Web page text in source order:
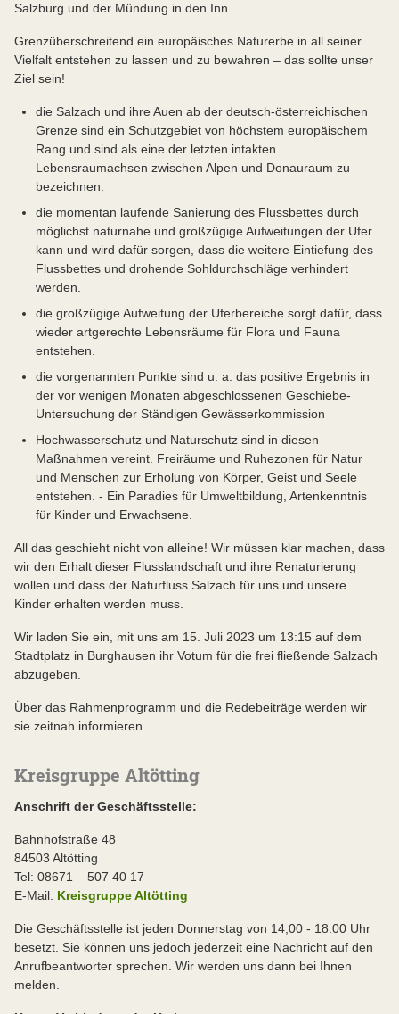
Salzburg und der Mündung in den Inn.
Grenzüberschreitend ein europäisches Naturerbe in all seiner
Vielfalt entstehen zu lassen und zu bewahren – das sollte unser
Ziel sein!
die Salzach und ihre Auen ab der deutsch-österreichischen
Grenze sind ein Schutzgebiet von höchstem europäischem
Rang und sind als eine der letzten intakten
Lebensraumachsen zwischen Alpen und Donauraum zu
bezeichnen.
die momentan laufende Sanierung des Flussbettes durch
möglichst naturnahe und großzügige Aufweitungen der Ufer
kann und wird dafür sorgen, dass die weitere Eintiefung des
Flussbettes und drohende Sohldurchschläge verhindert
werden.
die großzügige Aufweitung der Uferbereiche sorgt dafür, dass
wieder artgerechte Lebensräume für Flora und Fauna
entstehen.
die vorgenannten Punkte sind u. a. das positive Ergebnis in
der vor wenigen Monaten abgeschlossenen Geschiebe-
Untersuchung der Ständigen Gewässerkommission
Hochwasserschutz und Naturschutz sind in diesen
Maßnahmen vereint. Freiräume und Ruhezonen für Natur
und Menschen zur Erholung von Körper, Geist und Seele
entstehen. - Ein Paradies für Umweltbildung, Artenkenntnis
für Kinder und Erwachsene.
All das geschieht nicht von alleine! Wir müssen klar machen, dass
wir den Erhalt dieser Flusslandschaft und ihre Renaturierung
wollen und dass der Naturfluss Salzach für uns und unsere
Kinder erhalten werden muss.
Wir laden Sie ein, mit uns am 15. Juli 2023 um 13:15 auf dem
Stadtplatz in Burghausen ihr Votum für die frei fließende Salzach
abzugeben.
Über das Rahmenprogramm und die Redebeiträge werden wir
sie zeitnah informieren.
Kreisgruppe Altötting
Anschrift der Geschäftsstelle:
Bahnhofstraße 48
84503 Altötting
Tel: 08671 – 507 40 17
E-Mail: Kreisgruppe Altötting
Die Geschäftsstelle ist jeden Donnerstag von 14;00 - 18:00 Uhr
besetzt. Sie können uns jedoch jederzeit eine Nachricht auf den
Anrufbeantworter sprechen. Wir werden uns dann bei Ihnen
melden.